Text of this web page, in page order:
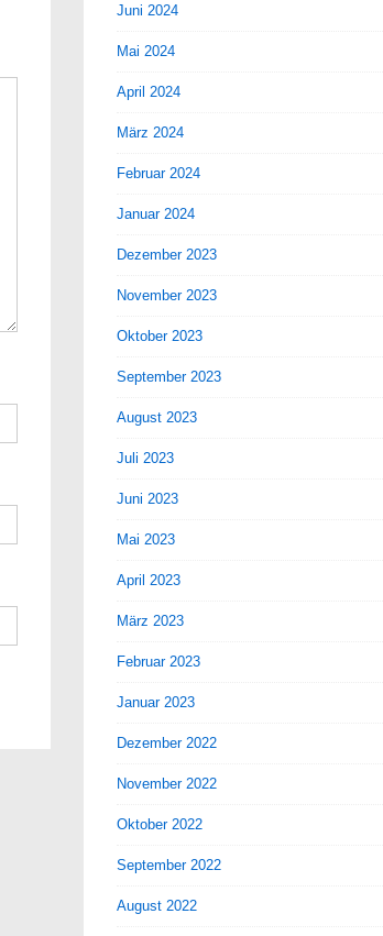
Juni 2024
Mai 2024
April 2024
März 2024
Februar 2024
Januar 2024
Dezember 2023
November 2023
Oktober 2023
September 2023
August 2023
Juli 2023
Juni 2023
Mai 2023
April 2023
März 2023
Februar 2023
Januar 2023
Dezember 2022
November 2022
Oktober 2022
September 2022
August 2022